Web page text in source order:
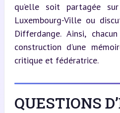
qu’elle soit partagée
Luxembourg-Ville ou
Differdange. Ainsi,
construction d’une
critique et fédératrice.
QUESTIONS